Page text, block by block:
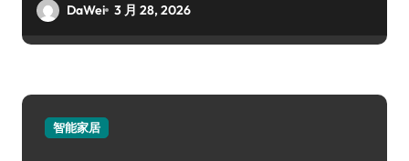
DaWei 3 月 28, 2026
智能家居